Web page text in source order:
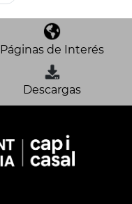
Páginas de Interés
Descargas